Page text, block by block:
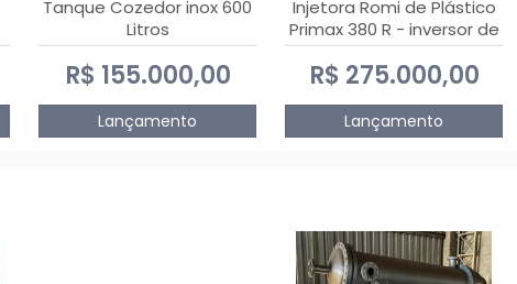
Tanque Cozedor inox 600
Litros
R$ 155.000,00
Lançamento
Injetora Romi de Plástico
Primax 380 R - inversor de
frequência NR 12 - 2008
R$ 275.000,00
Lançamento